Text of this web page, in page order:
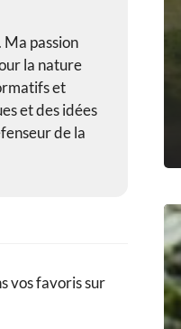
passion
la nature
et
et des idées
de la
vos favoris sur